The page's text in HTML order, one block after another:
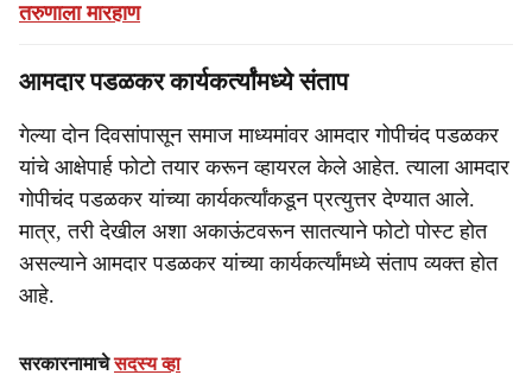
तरुणाला मारहाण
आमदार पडळकर कार्यकर्त्यांमध्ये संताप
गेल्या दोन दिवसांपासून समाज माध्यमांवर आमदार गोपीचंद पडळकर
यांचे आक्षेपार्ह फोटो तयार करून व्हायरल केले आहेत. त्याला आमदार
गोपीचंद पडळकर यांच्या कार्यकर्त्यांकडून प्रत्युत्तर देण्यात आले.
मात्र, तरी देखील अशा अकाऊंटवरून सातत्याने फोटो पोस्ट होत
असल्याने आमदार पडळकर यांच्या कार्यकर्त्यांमध्ये संताप व्यक्त होत
आहे.
सरकारनामाचेसदस्य व्हा